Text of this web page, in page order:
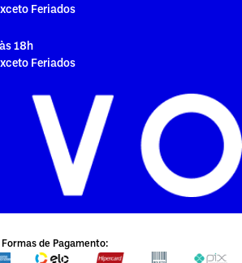
Feriados
18h
Feriados
Formas de Pagamento: